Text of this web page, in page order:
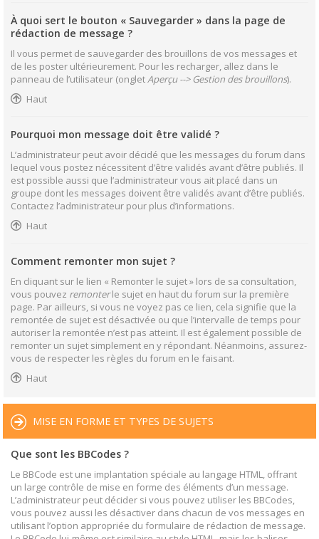
À quoi sert le bouton « Sauvegarder » dans la page de
rédaction de message ?
Il vous permet de sauvegarder des brouillons de vos messages et
de les poster ultérieurement. Pour les recharger, allez dans le
panneau de l’utilisateur (ongletAperçu --> Gestion des brouillons).
Haut
Pourquoi mon message doit être validé ?
L’administrateur peut avoir décidé que les messages du forum dans
lequel vous postez nécessitent d’être validés avant d’être publiés. Il
est possible aussi que l’administrateur vous ait placé dans un
groupe dont les messages doivent être validés avant d’être publiés.
Contactez l’administrateur pour plus d’informations.
Haut
Comment remonter mon sujet ?
En cliquant sur le lien « Remonter le sujet » lors de sa consultation,
vous pouvez remonterle sujet en haut du forum sur la première
page. Par ailleurs, si vous ne voyez pas ce lien, cela signifie que la
remontée de sujet est désactivée ou que l’intervalle de temps pour
autoriser la remontée n’est pas atteint. Il est également possible de
remonter un sujet simplement en y répondant. Néanmoins, assurez-
vous de respecter les règles du forum en le faisant.
Haut
MISE EN FORME ET TYPES DE SUJETS
Que sont les BBCodes ?
Le BBCode est une implantation spéciale au langage HTML, offrant
un large contrôle de mise en forme des éléments d’un message.
L’administrateur peut décider si vous pouvez utiliser les BBCodes,
vous pouvez aussi les désactiver dans chacun de vos messages en
utilisant l’option appropriée du formulaire de rédaction de message.